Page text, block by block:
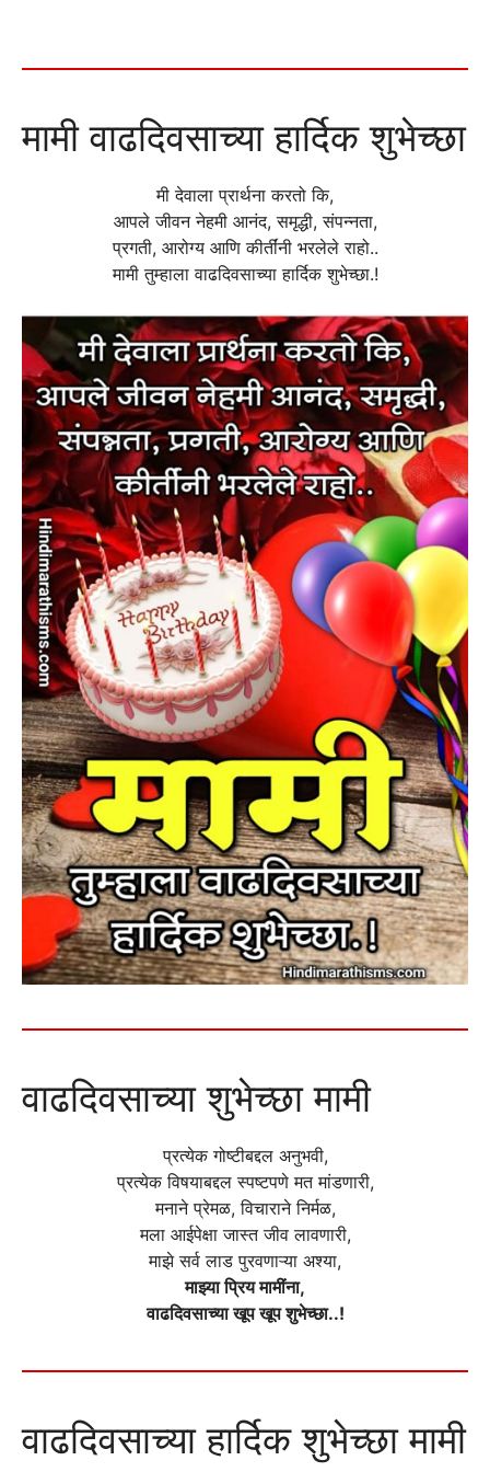
मामी वाढदिवसाच्या हार्दिक शुभेच्छा
मी देवाला प्रार्थना करतो कि,
आपले जीवन नेहमी आनंद, समृद्धी, संपन्नता,
प्रगती, आरोग्य आणि कीर्तींनी भरलेले राहो..
मामी तुम्हाला वाढदिवसाच्या हार्दिक शुभेच्छा.!
वाढदिवसाच्या शुभेच्छा मामी
प्रत्येक गोष्टीबद्दल अनुभवी,
प्रत्येक विषयाबद्दल स्पष्टपणे मत मांडणारी,
मनाने प्रेमळ, विचाराने निर्मळ,
मला आईपेक्षा जास्त जीव लावणारी,
माझे सर्व लाड पुरवणाऱ्या अश्या,
माझ्या प्रिय मामींना,
वाढदिवसाच्या खूप खूप शुभेच्छा..!
वाढदिवसाच्या हार्दिक शुभेच्छा मामी